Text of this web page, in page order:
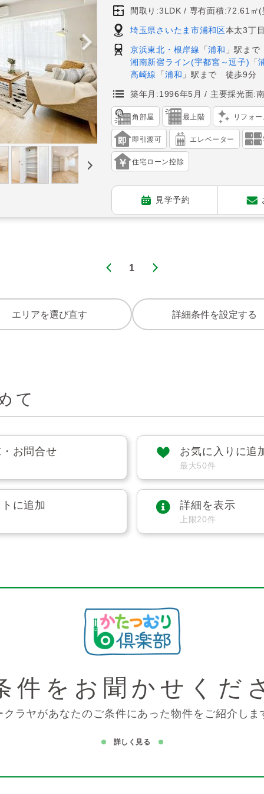
間取り:3LDK 専有面積:72.61㎡(
埼玉県さいたま市浦和区本太3丁
京浜東北・根岸線 「浦和 」駅ま
湘南新宿ライン(宇都宮～逗子) 「
高崎線
「 浦和 」駅まで 徒歩9分
築年月:1996年5月 主要採光面:
角部屋 最上階 リフォ
即引渡可 エレベーター
住宅ローン控除
見学予約
1
エリアを選び直す 詳細条件を設定する
て
お問合せ お気に入りに追
最大50件
に追加 詳細を表示
上限20件
件を お聞かせくだ
クラヤがあなたのご条件にあった物件をご紹介しま
詳しく見る